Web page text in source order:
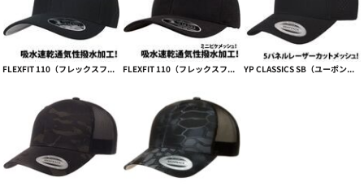
FLEXFIT 110（フレックスフィット110） Hybrid 吸水速乾通気性撥水加工【本体価格(税抜)￥3,990】 FLEXFIT 110（フレックスフィット110）吸水速乾&撥水COOL & DRY MINI PIQUE CAP【本体価格(税抜)￥3,590】 YP CLASSICS SB（ユーポンスナップバックフラットバイザー）5-panel snapback perforation【本体価格(税抜)￥3,990】